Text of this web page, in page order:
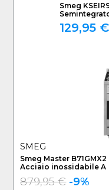
Smeg
Argento 225
129,95 €
SMEG
Smeg Master
Acciaio inossidabile A
879,95 € -9%